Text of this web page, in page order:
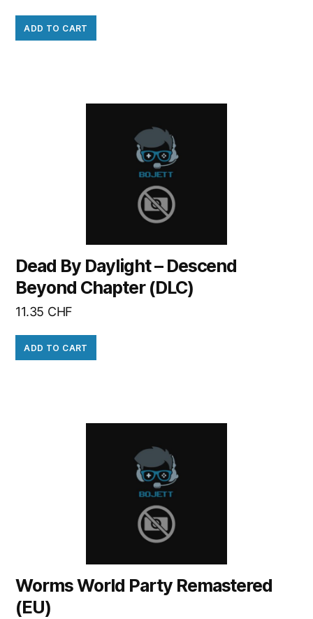
ADD TO CART
Dead By Daylight – Descend
Beyond Chapter (DLC)
11.35 CHF
ADD TO CART
Worms World Party Remastered
(EU)